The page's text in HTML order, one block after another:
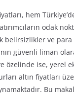
hem
odak
belirsizlikler ve
güvenli liman
özelinde ise, yerel
altın fiyatları
Bu